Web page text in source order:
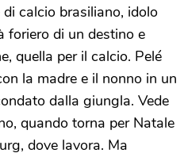
calcio brasiliano, idolo
foriero di un destino e
quella per il calcio. Pelé
la madre e il nonno in un
dalla giungla. Vede
quando torna per Natale
dove lavora. Ma